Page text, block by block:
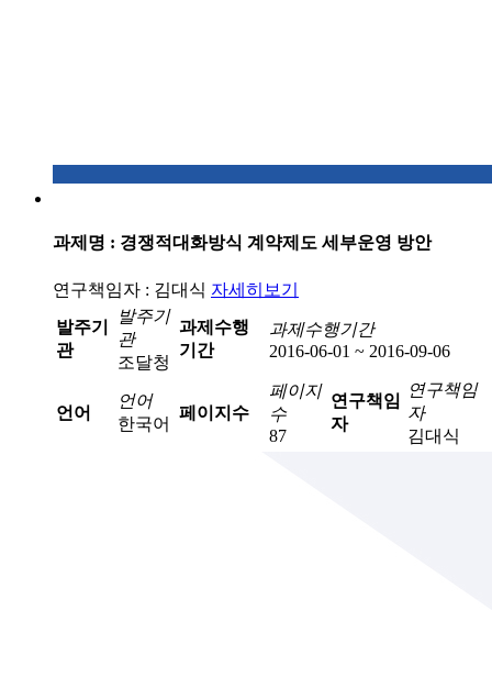
과제명 : 경쟁적대화방식 계약제도 세부운영 방안
연구책임자 : 김대식 자세히보기
발주기
관
발주기
관
조달청
과제수행
기간
과제수행기간
2016-06-01 ~ 2016-09-06
언어
언어
한국어
페이지수
페이지
수
87
연구책임
자
연구책임
자
김대식